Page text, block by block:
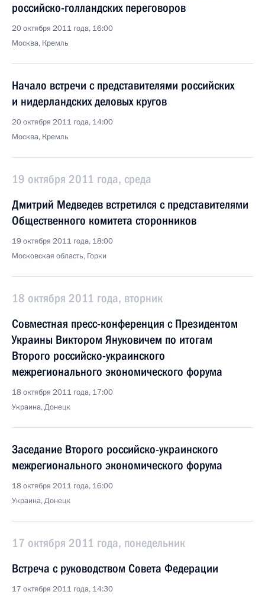
российско-голландских переговоров
20 октября 2011 года, 16:00
Москва, Кремль
Начало встречи с представителями российских
и нидерландских деловых кругов
20 октября 2011 года, 14:00
Москва, Кремль
19 октября 2011 года, среда
Дмитрий Медведев встретился с представителями
Общественного комитета сторонников
19 октября 2011 года, 18:00
Московская область, Горки
18 октября 2011 года, вторник
Совместная пресс-конференция с Президентом
Украины Виктором Януковичем по итогам
Второго российско-украинского
межрегионального экономического форума
18 октября 2011 года, 17:00
Украина, Донецк
Заседание Второго российско-украинского
межрегионального экономического форума
18 октября 2011 года, 16:00
Украина, Донецк
17 октября 2011 года, понедельник
Встреча с руководством Совета Федерации
17 октября 2011 года, 14:30